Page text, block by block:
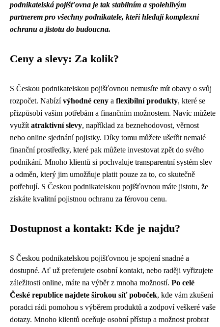
podnikatelská pojišťovna je tak stabilním a spolehlivým
partnerem pro všechny podnikatele, kteří hledají komplexní
ochranu a jistotu do budoucna.
Ceny a slevy: Za kolik?
S Českou podnikatelskou pojišťovnou nemusíte mít obavy o svůj
rozpočet. Nabízívýhodné ceny a flexibilní produkty, které se
přizpůsobí vašim potřebám a finančním možnostem. Navíc můžete
využít atraktivní slevy, například za beznehodovost, věrnost
nebo online sjednání pojistky. Díky tomu můžete ušetřit nemalé
finanční prostředky, které pak můžete investovat zpět do svého
podnikání. Mnoho klientů si pochvaluje transparentní systém slev
a odměn, který jim umožňuje platit pouze za to, co skutečně
potřebují. S Českou podnikatelskou pojišťovnou máte jistotu, že
získáte kvalitní pojistnou ochranu za férovou cenu.
Dostupnost a kontakt: Kde je najdu?
S Českou podnikatelskou pojišťovnou je spojení snadné a
dostupné. Ať už preferujete osobní kontakt, nebo raději vyřizujete
záležitosti online, máte na výběr z mnoha možností. Po celé
České republice najdete širokou síť poboček, kde vám zkušení
poradci rádi pomohou s výběrem produktů a zodpoví veškeré vaše
dotazy. Mnoho klientů oceňuje osobní přístup a možnost probrat